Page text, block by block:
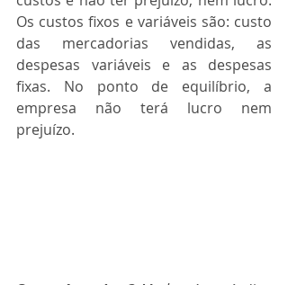
Os custos fixos e variáveis são: custo
das mercadorias vendidas, as
despesas variáveis e as despesas
fixas. No ponto de equilíbrio, a
empresa não terá lucro nem
prejuízo.